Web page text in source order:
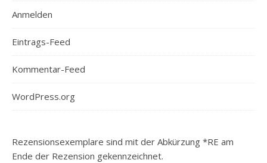
Anmelden
Eintrags-Feed
Kommentar-Feed
WordPress.org
Rezensionsexemplare sind mit der Abkürzung *RE am
Ende der Rezension gekennzeichnet.